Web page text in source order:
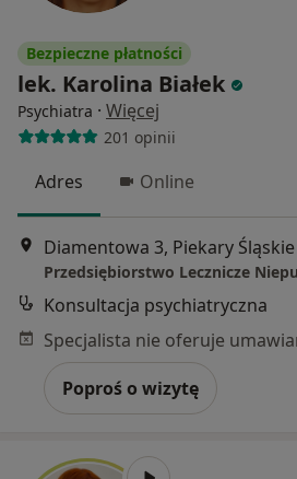
Bezpieczne płatności
lek. Karolina Białek
Psychiatra · Więcej
201 opinii
Adres Online
Diamentowa 3, Piekary Śląskie
Konsultacja psychiatryczna
Poproś o wizytę